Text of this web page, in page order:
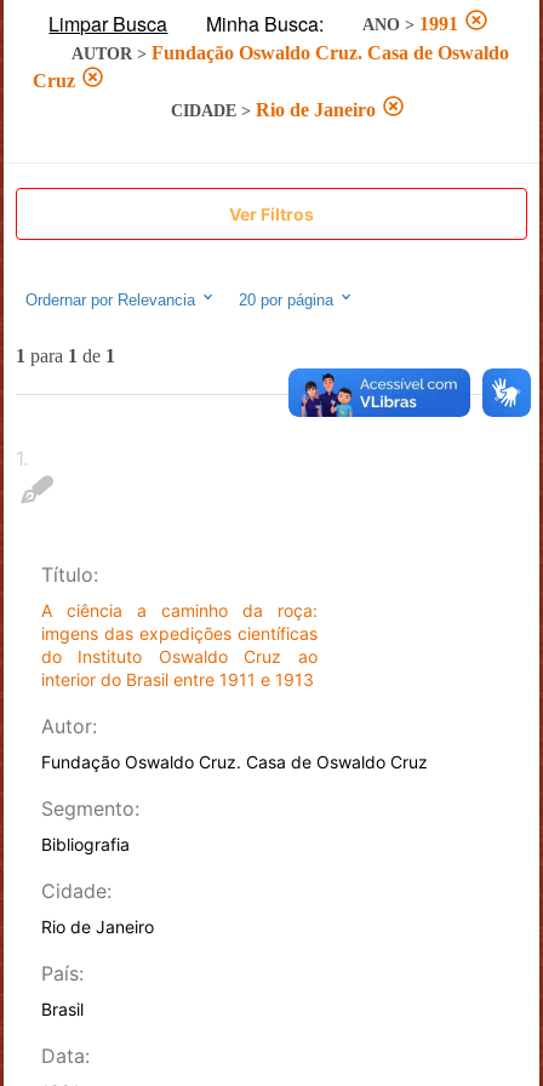
Limpar Busca Minha Busca: ANO > 1991
AUTOR> Fundação Oswaldo Cruz. Casa de Oswaldo
Cruz
CIDADE> Rio de Janeiro
Ver Filtros
Ordernar por Relevancia 20por página
1 para 1 de 1
1.
Título:
A ciência a caminho da roça:
imgens das expedições científicas
do Instituto Oswaldo Cruz ao
interior do Brasil entre 1911 e 1913
Autor:
Fundação Oswaldo Cruz. Casa de Oswaldo Cruz
Segmento:
Bibliografia
Cidade:
Rio de Janeiro
País:
Brasil
Data: